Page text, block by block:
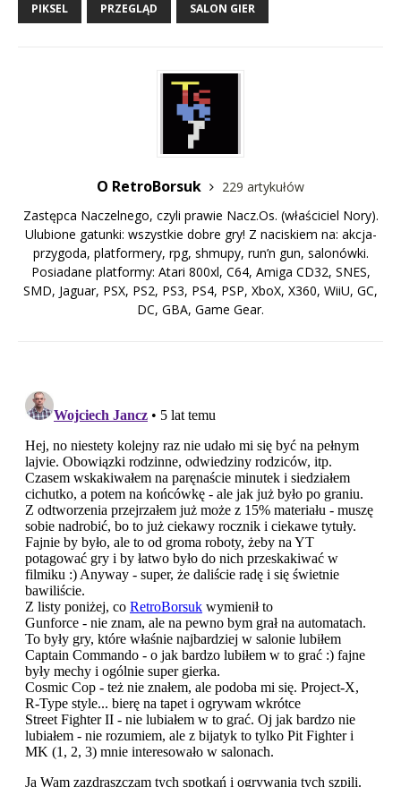
PIKSEL PRZEGLĄD SALON GIER
O RetroBorsuk
229 artykułów
Zastępca Naczelnego, czyli prawie Nacz.Os. (właściciel Nory).
Ulubione gatunki: wszystkie dobre gry! Z naciskiem na: akcja-
przygoda, platformery, rpg, shmupy, run’n gun, salonówki.
Posiadane platformy: Atari 800xl, C64, Amiga CD32, SNES,
SMD, Jaguar, PSX, PS2, PS3, PS4, PSP, XboX, X360, WiiU, GC,
DC, GBA, Game Gear.